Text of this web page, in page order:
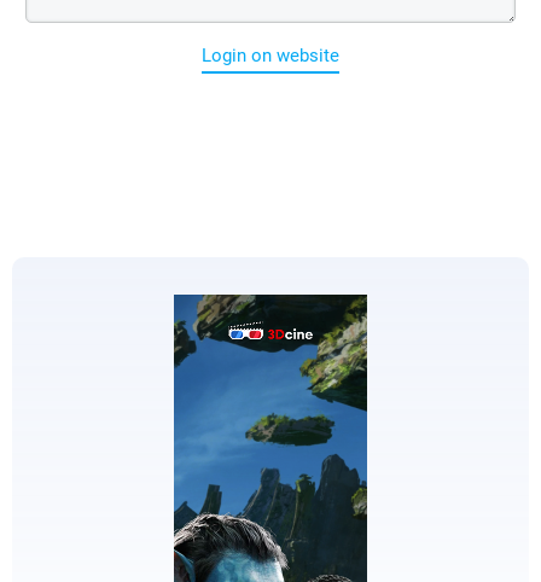
Login on website